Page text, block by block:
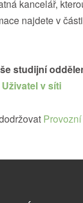
kancelář,
najdete v části
studijní
Uživatel v síti